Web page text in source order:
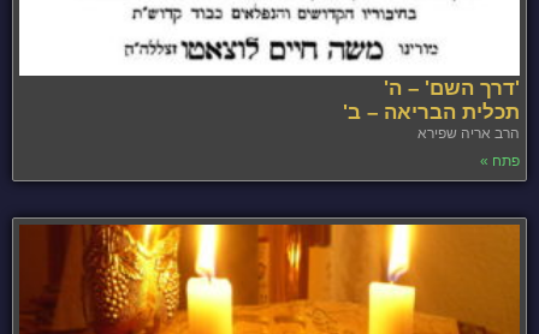
'דרך השם' – ה'
תכלית הבריאה – ב'
הרב אריה שפירא
פתח »